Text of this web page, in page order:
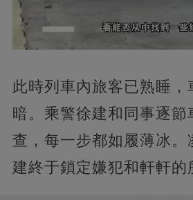
此時列車內旅客已熟睡，
暗。乘警徐建和同事逐節
查，每一步都如履薄冰。
建終于鎖定嫌犯和軒軒的